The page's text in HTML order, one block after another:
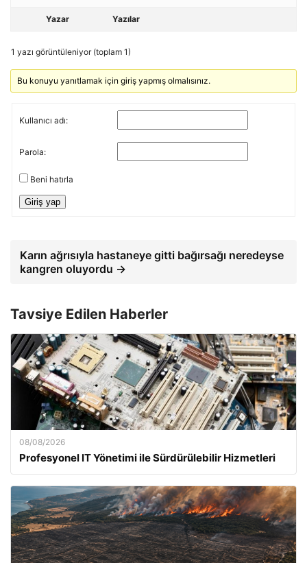
Yazar Yazılar
1 yazı görüntüleniyor (toplam 1)
Bu konuyu yanıtlamak için giriş yapmış olmalısınız.
Kullanıcı adı:
Parola:
Beni hatırla
Giriş yap
Karın ağrısıyla hastaneye gitti bağırsağı neredeyse
kangren oluyordu →
Tavsiye Edilen Haberler
08/08/2026
Profesyonel IT Yönetimi ile Sürdürülebilir Hizmetleri